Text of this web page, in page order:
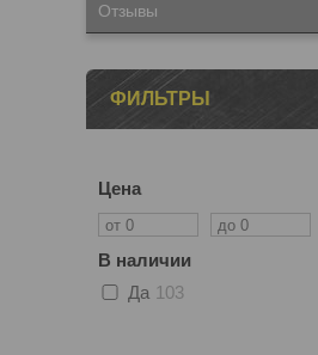
Отзывы
ФИЛЬТРЫ
Цена
В наличии
Да 103